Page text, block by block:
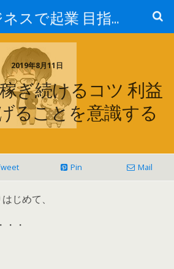
輸入ビジネスで起業 目指せ年商10億円 最近はアマゾン輸入やってます。
2019年8月11日
ぎ続けるコツ 利益
ることを意識する
Pin Mail
じめて、
・・